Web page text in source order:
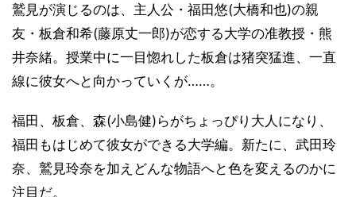
鷲見が演じるのは、主人公・福田悠(大橋和也)の親
友・板倉和希(藤原丈一郎)が恋する大学の准教授・熊
井奈緒。授業中に一目惚れした板倉は猪突猛進、一直
線に彼女へと向かっていくが……。
福田、板倉、森(小島健)らがちょっぴり大人になり、
福田もはじめて彼女ができる大学編。新たに、武田玲
奈、鷲見玲奈を加えどんな物語へと色を変えるのかに
注目だ。